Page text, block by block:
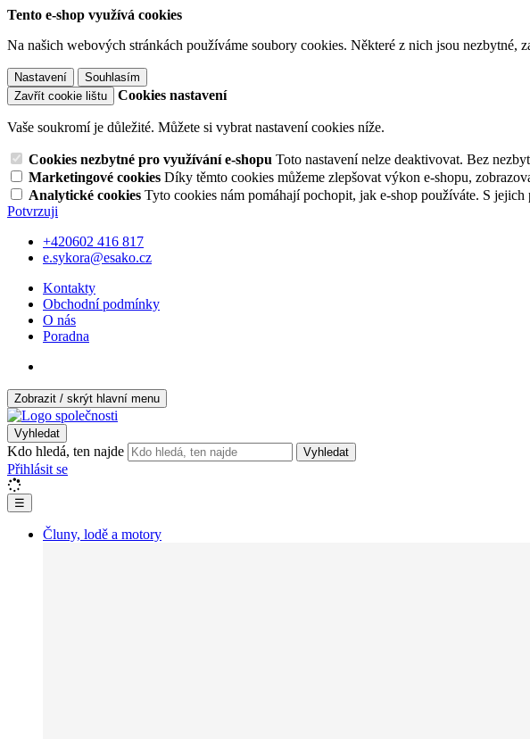
Tento e-shop využívá cookies
Na našich webových stránkách používáme soubory cookies. Některé z nich jsou
Nastavení
Souhlasím
Zavřít cookie lištu
Cookies nastavení
Vaše soukromí je důležité. Můžete si vybrat nastavení cookies níže.
Cookies nezbytné pro využívání e-shopu Toto nastavení nelze deaktivovat. Bez
Marketingové cookies Díky těmto cookies můžeme zlepšovat výkon e-shopu,
Analytické cookies Tyto cookies nám pomáhají pochopit, jak e-shop používáte. S jejich
Potvrzuji
+420602 416 817
e.sykora@esako.cz
Kontakty
Obchodní podmínky
O nás
Poradna
Zobrazit / skrýt hlavní menu
Vyhledat
Kdo hledá, ten najde Vyhledat
Přihlásit se
☰
Čluny, lodě a motory